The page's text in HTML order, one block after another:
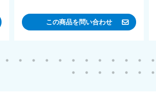
この商品を問い合わせ